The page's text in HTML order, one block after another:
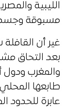
الليبية
مسبوقة
غير أن
بعد التحاق
والمغرب ودول
طابعها
عابرة للحدود